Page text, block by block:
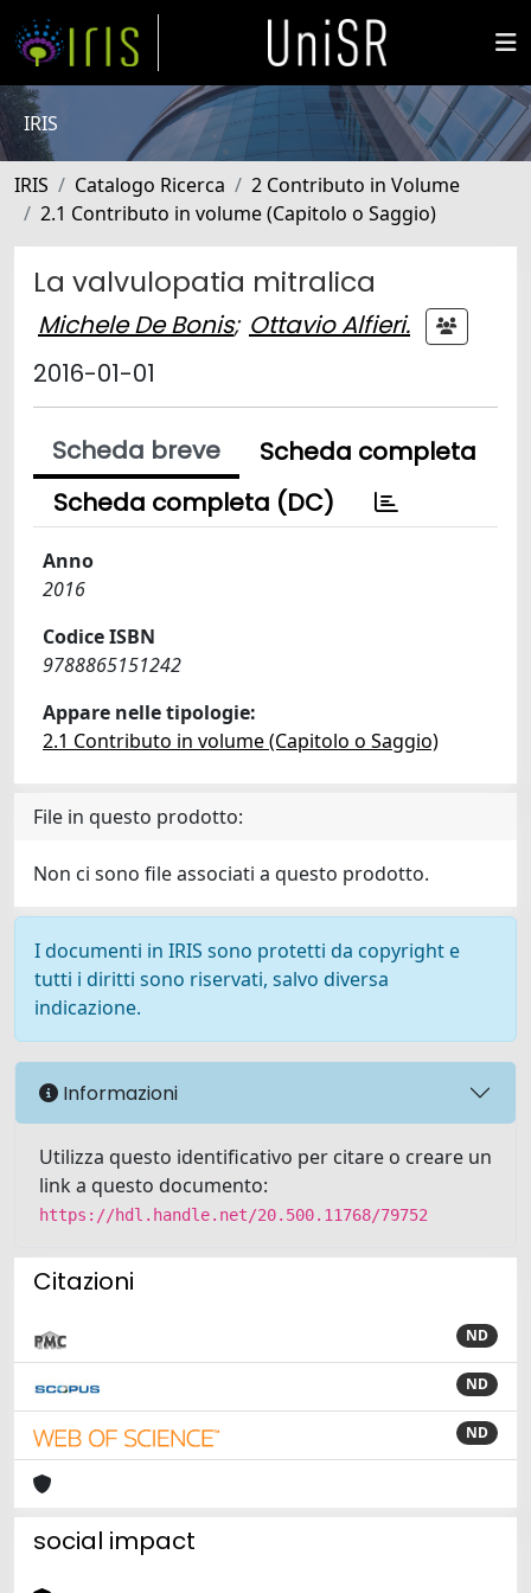
IRIS
IRIS Catalogo Ricerca
2 Contributo in Volume
2.1 Contributo in volume (Capitolo o Saggio)
La valvulopatia mitralica
Michele De Bonis; Ottavio Alfieri.
2016-01-01
Scheda breve
Scheda completa
Scheda completa (DC)
Anno
2016
Codice ISBN
9788865151242
Appare nelle tipologie:
2.1 Contributo in volume (Capitolo o Saggio)
File in questo prodotto:
Non ci sono file associati a questo prodotto.
I documenti in IRIS sono protetti da copyright e
tutti i diritti sono riservati, salvo diversa
indicazione.
Informazioni
Utilizza questo identificativo per citare o creare un
link a questo documento:
https://hdl.handle.net/20.500.11768/79752
Citazioni
ND
ND
ND
social impact